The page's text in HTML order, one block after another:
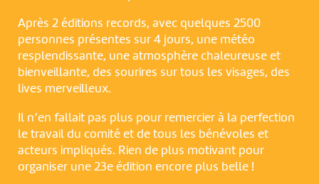
Après 2 éditions records, avec quelques 2500
personnes présentes sur 4 jours, une météo
resplendissante, une atmosphère chaleureuse et
bienveillante, des sourires sur tous les visages, des
lives merveilleux.
Il n’en fallait pas plus pour remercier à la perfection
le travail du comité et de tous les bénévoles et
acteurs impliqués. Rien de plus motivant pour
organiser une 23e édition encore plus belle !